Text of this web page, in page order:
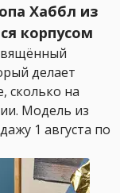
Хаббл из
корпусом
делает
сколько на
Модель из
1 августа по